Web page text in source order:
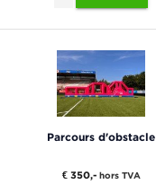
Parcours d'obstacle
€ 350,- hors TVA